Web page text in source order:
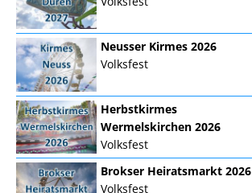
Neusser Kirmes 2026
Volksfest
Herbstkirmes
Wermelskirchen 2026
Volksfest
Brokser Heiratsmarkt 2026
Volksfest